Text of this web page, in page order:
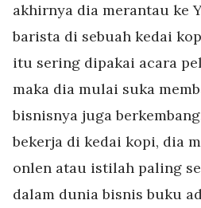
akhirnya dia merantau ke
barista di sebuah kedai
itu sering dipakai acara
maka dia mulai suka
bisnisnya juga
bekerja di kedai kopi, dia
onlen atau istilah paling
dalam dunia bisnis buku